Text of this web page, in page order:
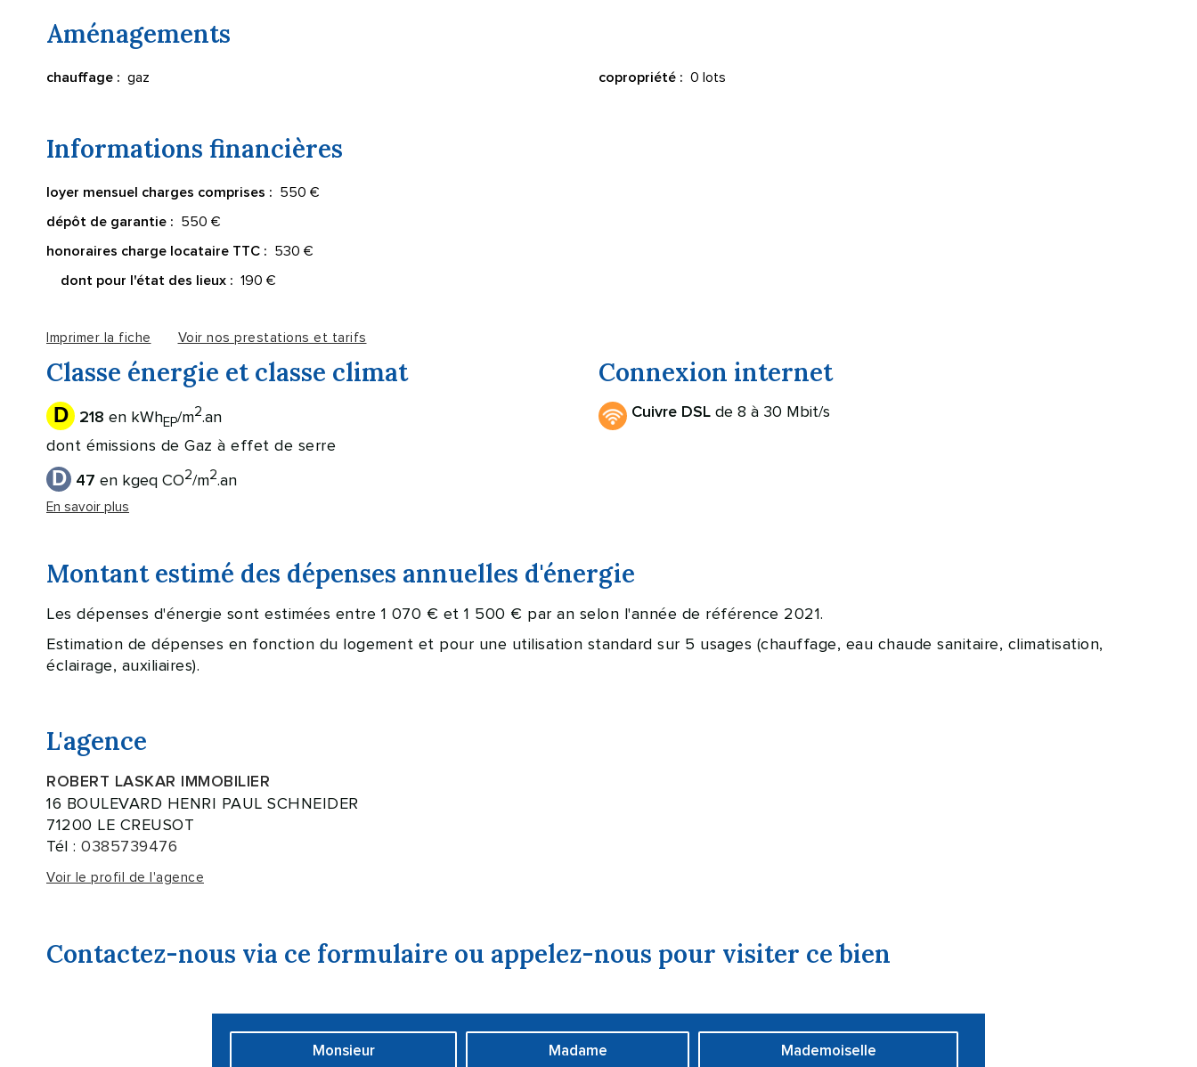
Aménagements
chauffage : gaz copropriété : 0 lots
Informations financières
loyer mensuel charges comprises : 550 €
dépôt de garantie : 550 €
honoraires charge locataire TTC : 530 €
dont pour l'état des lieux : 190 €
Imprimer la fiche Voir nos prestations et tarifs
Classe énergie et classe climat
D 218 en kWhEP/m2.an
dont émissions de Gaz à effet de serre
D 47 en kgeq CO2/m2.an
En savoir plus
Connexion internet
Cuivre DSL de 8 à 30 Mbit/s
Montant estimé des dépenses annuelles d'énergie
Les dépenses d'énergie sont estimées entre 1 070 € et 1 500 € par an selon l'année de référence 2021.
Estimation de dépenses en fonction du logement et pour une utilisation standard sur 5 usages (chauffage, eau chaude sanitaire, climatisation,
éclairage, auxiliaires).
L'agence
ROBERT LASKAR IMMOBILIER
16 BOULEVARD HENRI PAUL SCHNEIDER
71200 LE CREUSOT
Tél : 0385739476
Voir le profil de l'agence
Contactez-nous via ce formulaire ou appelez-nous pour visiter ce bien
Monsieur Madame Mademoiselle